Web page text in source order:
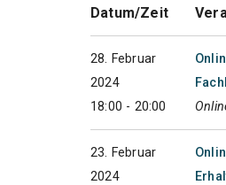
Datum/Zeit
28. Februar
2024
18:00 - 20:00
23. Februar
2024